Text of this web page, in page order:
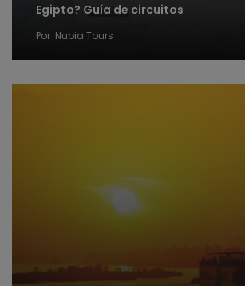
Egipto? Guía de circuitos
Por Nubia Tours